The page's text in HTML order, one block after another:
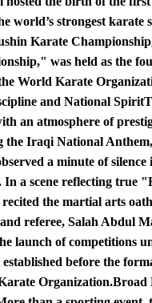
world’s strongest karate
Karate Championship
was held as the
World Karate
and National Spirit
an atmosphere of
the Iraqi National
a minute of
a scene reflecting true
the martial arts
referee, Salah Abdul
launch of competitions
before the
Organization.Broad